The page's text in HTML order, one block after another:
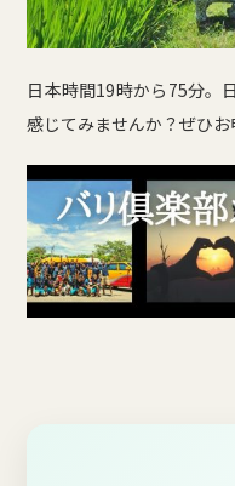
日本時間19時から75分。
感じてみませんか？ぜひ